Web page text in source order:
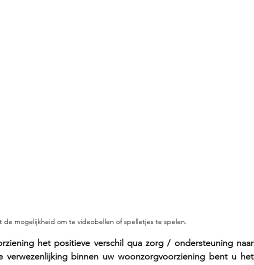
de mogelijkheid om te videobellen of spelletjes te spelen.
het positieve verschil qua zorg / ondersteuning naar
verwezenlijking binnen uw woonzorgvoorziening bent u het